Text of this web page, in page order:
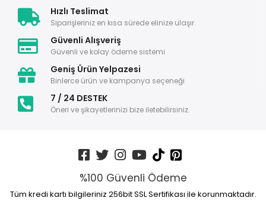
Hızlı Teslimat
Siparişleriniz en kısa sürede elinize ulaşır.
Güvenli Alışveriş
Güvenli ve kolay ödeme sistemi
Geniş Ürün Yelpazesi
Binlerce ürün ve kampanya seçeneği
7 / 24 DESTEK
Öneri ve şikayetlerinizi bize iletebilirsiniz.
%100 Güvenli Ödeme
Tüm kredi kartı bilgileriniz 256bit SSL Sertifikası ile korunmaktadır.